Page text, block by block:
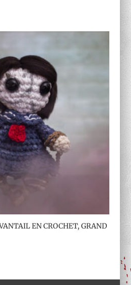
EN CROCHET, GRAND